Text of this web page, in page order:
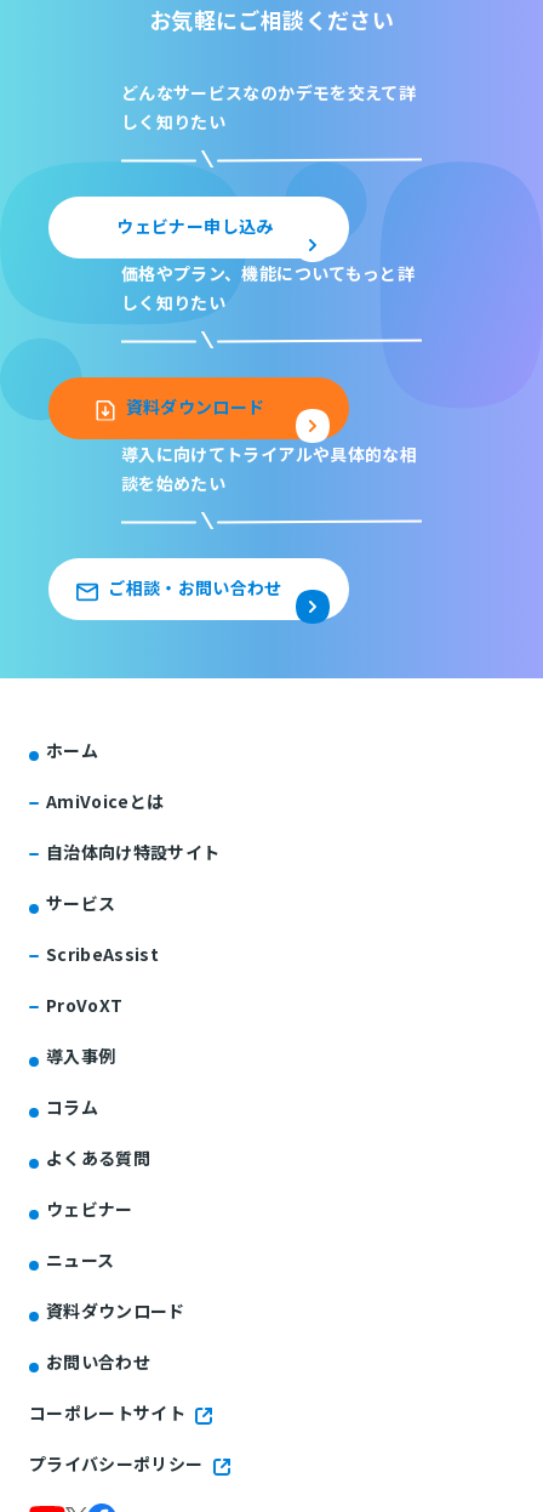
お気軽にご相談ください
どんなサービスなのかデモを交えて詳
しく知りたい
ウェビナー申し込み
価格やプラン、機能についてもっと詳
しく知りたい
資料ダウンロード
導入に向けてトライアルや具体的な相
談を始めたい
ご相談・お問い合わせ
ホーム
AmiVoiceとは
自治体向け特設サイト
サービス
ScribeAssist
ProVoXT
導入事例
コラム
よくある質問
ウェビナー
ニュース
資料ダウンロード
お問い合わせ
コーポレートサイト
プライバシーポリシー